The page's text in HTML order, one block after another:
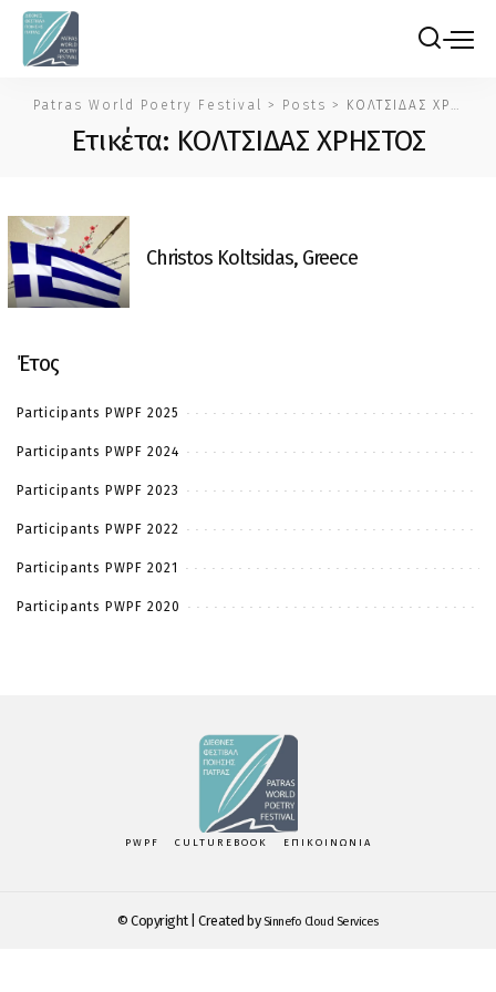
Patras World Poetry Festival > Posts > ΚΟΛΤΣΙΔΑΣ ΧΡΗΣΤΟΣ
Ετικέτα: ΚΟΛΤΣΙΔΑΣ ΧΡΗΣΤΟΣ
Christos Koltsidas, Greece
Έτος
Participants PWPF 2025
Participants PWPF 2024
Participants PWPF 2023
Participants PWPF 2022
Participants PWPF 2021
Participants PWPF 2020
PWPF CULTUREBOOK ΕΠΙΚΟΙΝΩΝΙΑ
© Copyright | Created by Sinnefo Cloud Services